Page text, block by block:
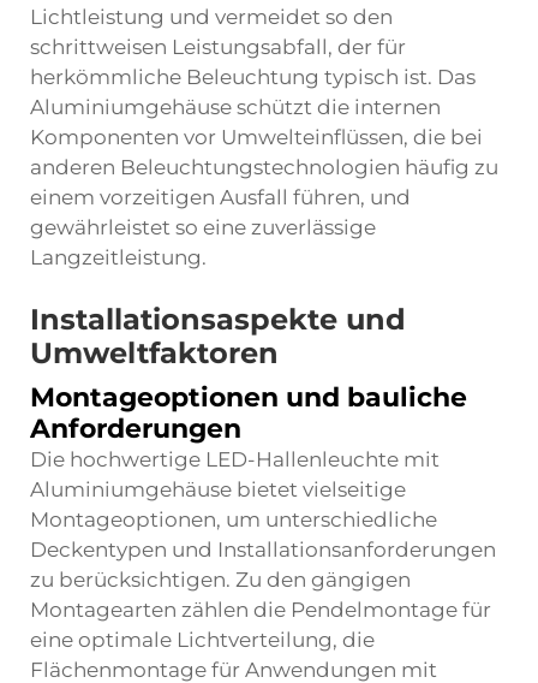
Lichtleistung und vermeidet so den
schrittweisen Leistungsabfall, der für
herkömmliche Beleuchtung typisch ist. Das
Aluminiumgehäuse schützt die internen
Komponenten vor Umwelteinflüssen, die bei
anderen Beleuchtungstechnologien häufig zu
einem vorzeitigen Ausfall führen, und
gewährleistet so eine zuverlässige
Langzeitleistung.
Installationsaspekte und
Umweltfaktoren
Montageoptionen und bauliche
Anforderungen
Die hochwertige LED-Hallenleuchte mit
Aluminiumgehäuse bietet vielseitige
Montageoptionen, um unterschiedliche
Deckentypen und Installationsanforderungen
zu berücksichtigen. Zu den gängigen
Montagearten zählen die Pendelmontage für
eine optimale Lichtverteilung, die
Flächenmontage für Anwendungen mit